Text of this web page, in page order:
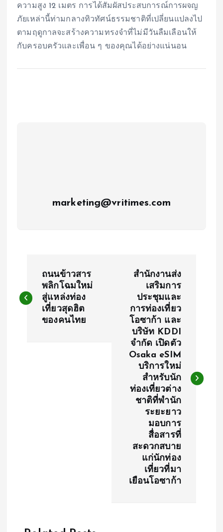
ความสูง 12 เมตร การได้สัมผัสประสบการณ์การผจญ
ภัยเหล่านี้ท่ามกลางทิวทัศน์ธรรมชาติที่เปลี่ยนแปลงไป
ตามฤดูกาลจะสร้างความทรงจำที่ไม่มีวันลืมเลือนให้
กับครอบครัวและเพื่อน ๆ ของคุณได้อย่างแน่นอน
marketing@vritimes.com
o
ถนนข้าวสาร
พลิกโฉมใหม่
สู่แหล่งท่อง
เที่ยวสุดฮิต
ของคนไทย
สำนักงานส่ง
เสริมการ
ประชุมและ
การท่องเที่ยว
โอซาก้า และ
บริษัท KDDI
จำกัด เปิดตัว
Osaka eSIM
บริการใหม่
สำหรับนัก
ท่องเที่ยวต่าง
ชาติที่พำนัก
ระยะยาว
มอบการ
สื่อสารที่
สะดวกสบาย
แก่นักท่อง
เที่ยวที่มา
เยือนโอซาก้า